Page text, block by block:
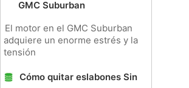
GMC Suburban
El motor en el GMC Suburban
adquiere un enorme estrés y la
tensión
Cómo quitar eslabones Sin